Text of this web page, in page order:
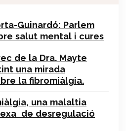
Guinardó: Parlem
salut mental i cures
de la Dra. Mayte
una mirada
la fibromiàlgia.
una malaltia
de desregulació